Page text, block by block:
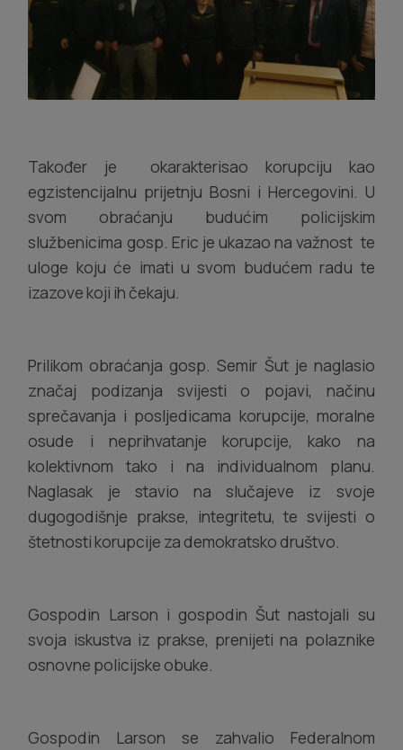
Također je okarakterisao korupciju kao
egzistencijalnu prijetnju Bosni i Hercegovini. U
svom obraćanju budućim policijskim
službenicima gosp. Eric je ukazao na važnost te
uloge koju će imati u svom budućem radu te
izazove koji ih čekaju.
Prilikom obraćanja gosp. Semir Šut je naglasio
značaj podizanja svijesti o pojavi, načinu
sprečavanja i posljedicama korupcije, moralne
osude i neprihvatanje korupcije, kako na
kolektivnom tako i na individualnom planu.
Naglasak je stavio na slučajeve iz svoje
dugogodišnje prakse, integritetu, te svijesti o
štetnosti korupcije za demokratsko društvo.
Gospodin Larson i gospodin Šut nastojali su
svoja iskustva iz prakse, prenijeti na polaznike
osnovne policijske obuke.
Gospodin Larson se zahvalio Federalnom